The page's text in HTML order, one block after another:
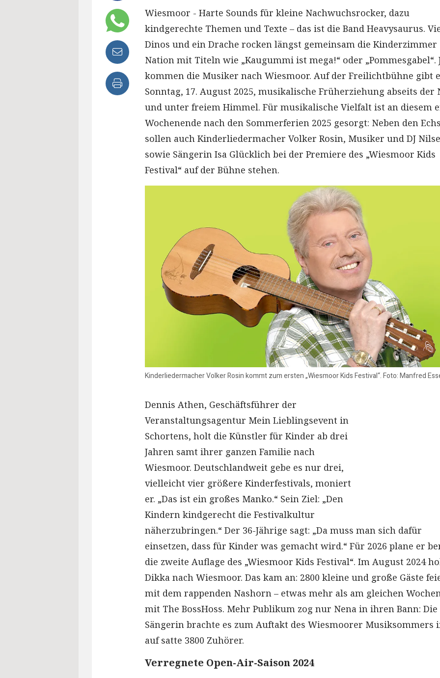
Wiesmoor - Harte Sounds für kleine Nachwuchsrocker, dazu
kindgerechte Themen und Texte – das ist die Band Heavysaurus.
Dinos und ein Drache rocken längst gemeinsam die Kinderzimmer
Nation mit Titeln wie „Kaugummi ist mega!“ oder „Pommesgabel“.
kommen die Musiker nach Wiesmoor. Auf der Freilichtbühne gibt
Sonntag, 17. August 2025, musikalische Früherziehung abseits der
und unter freiem Himmel. Für musikalische Vielfalt ist an diesem
Wochenende nach den Sommerferien 2025 gesorgt: Neben den
sollen auch Kinderliedermacher Volker Rosin, Musiker und DJ
sowie Sängerin Isa Glücklich bei der Premiere des „Wiesmoor Kids
Festival“ auf der Bühne stehen.
Kinderliedermacher Volker Rosin kommt zum ersten „Wiesmoor Kids Festival“. Foto: Manfred
Dennis Athen, Geschäftsführer der
Veranstaltungsagentur Mein Lieblingsevent in
Schortens, holt die Künstler für Kinder ab drei
Jahren samt ihrer ganzen Familie nach
Wiesmoor. Deutschlandweit gebe es nur drei,
vielleicht vier größere Kinderfestivals, moniert
er. „Das ist ein großes Manko.“ Sein Ziel: „Den
Kindern kindgerecht die Festivalkultur
näherzubringen.“ Der 36-Jährige sagt: „Da muss man sich dafür
einsetzen, dass für Kinder was gemacht wird.“ Für 2026 plane er
die zweite Auflage des „Wiesmoor Kids Festival“. Im August 2024
Dikka nach Wiesmoor. Das kam an: 2800 kleine und große Gäste
mit dem rappenden Nashorn – etwas mehr als am gleichen
mit The BossHoss. Mehr Publikum zog nur Nena in ihren Bann: Die
Sängerin brachte es zum Auftakt des Wiesmoorer Musiksommers
auf satte 3800 Zuhörer.
Verregnete Open-Air-Saison 2024